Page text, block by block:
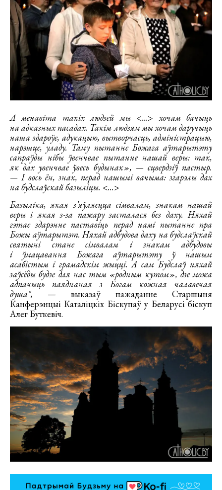
А менавіта такіх людзей мы <...> хочам бачыць
на адказных пасадах. Такім людзям мы хочам даручыць
наша здароўе, адукацыю, вытворчасць, адміністрацыю,
нарэшце, уладу. Таму пытанне Божага аўтарытэту
сапраўды нібы ўвенчвае пытанне нашай веры: так,
як дах увенчвае ўвесь будынак», — сцвердзіў пастыр.
— І вось ён, знак, перад нашымі вачыма: згарэлы дах
на будслаўскай базыліцы. <...>
Базыліка, якая з’яўляецца сімвалам, знакам нашай
веры і якая з-за пажару засталася без даху. Няхай
гэтае здарэнне паставіць перад намі пытанне пра
Божы аўтарытэт. Няхай адбудова даху на будслаўскай
святыні стане сімвалам і знакам адбудовы
і ўмацавання Божага аўтарытэту ў нашым
асабістым і грамадскім жыцці. А сам Будслаў няхай
заўсёды будзе для нас тым «родным кутом», дзе можа
адпачыць паяднаная з Богам кожная чалавечая
душа", — выказаў пажаданне Старшыня
Канферэнцыі Каталіцкіх Біскупаў у Беларусі біскуп
Алег Буткевіч.